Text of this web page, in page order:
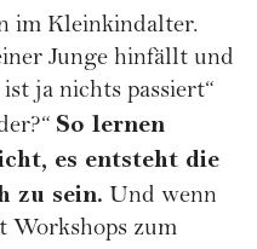
im Kleinkindalter.
Junge hinfällt und
ja nichts passiert“
So lernen
es entsteht die
zu sein. Und wenn
Workshops zum